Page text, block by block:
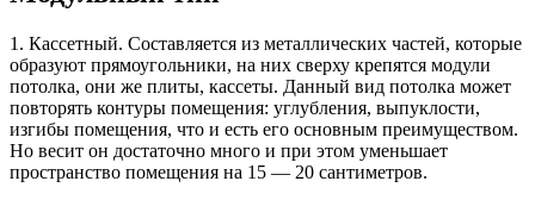
1. Кассетный. Составляется из металлических частей, которые
образуют прямоугольники, на них сверху крепятся модули
потолка, они же плиты, кассеты. Данный вид потолка может
повторять контуры помещения: углубления, выпуклости,
изгибы помещения, что и есть его основным преимуществом.
Но весит он достаточно много и при этом уменьшает
пространство помещения на 15 — 20 сантиметров.